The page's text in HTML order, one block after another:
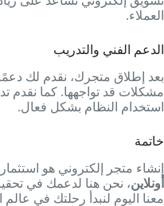
العملاء.
الدعم الفني والتدريب
بعد إطلاق متجرك، نقدم لك
مشكلات قد تواجهها. كما نقدم
استخدام النظام بشكل فعال.
خاتمة
إنشاء متجر إلكتروني هو
أونلاين، نحن هنا لدعمك في
معنا اليوم لنبدأ رحلتك في عالم